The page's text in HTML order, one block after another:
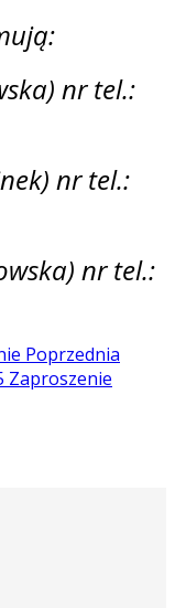
nr tel.:
nr tel.:
nr tel.:
Poprzednia
Zaproszenie